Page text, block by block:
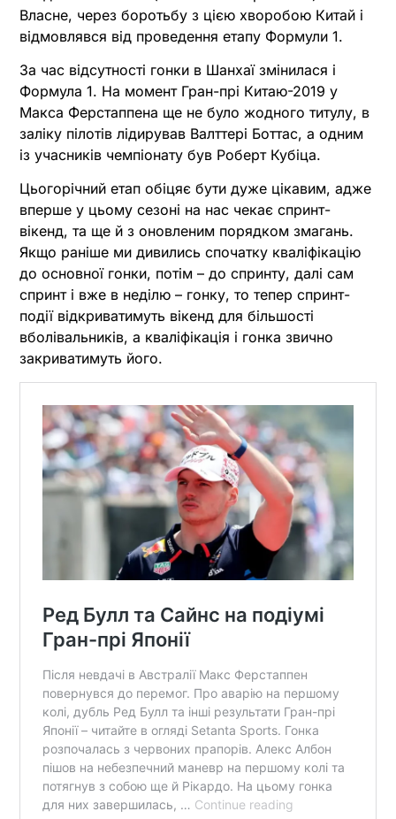
Власне, через боротьбу з цією хворобою Китай і
відмовлявся від проведення етапу Формули 1.
За час відсутності гонки в Шанхаї змінилася і
Формула 1. На момент Гран-прі Китаю-2019 у
Макса Ферстаппена ще не було жодного титулу, в
заліку пілотів лідирував Валттері Боттас, а одним
із учасників чемпіонату був Роберт Кубіца.
Цьогорічний етап обіцяє бути дуже цікавим, адже
вперше у цьому сезоні на нас чекає спринт-
вікенд, та ще й з оновленим порядком змагань.
Якщо раніше ми дивились спочатку кваліфікацію
до основної гонки, потім – до спринту, далі сам
спринт і вже в неділю – гонку, то тепер спринт-
події відкриватимуть вікенд для більшості
вболівальників, а кваліфікація і гонка звично
закриватимуть його.